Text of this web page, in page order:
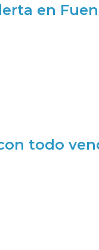
en
todo